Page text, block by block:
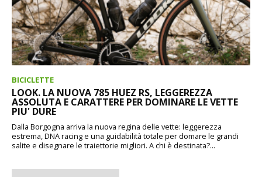
BICICLETTE
LOOK. LA NUOVA 785 HUEZ RS, LEGGEREZZA
ASSOLUTA E CARATTERE PER DOMINARE LE VETTE
PIU' DURE
Dalla Borgogna arriva la nuova regina delle vette: leggerezza
estrema, DNA racing e una guidabilità totale per domare le grandi
salite e disegnare le traiettorie migliori. A chi è destinata?...